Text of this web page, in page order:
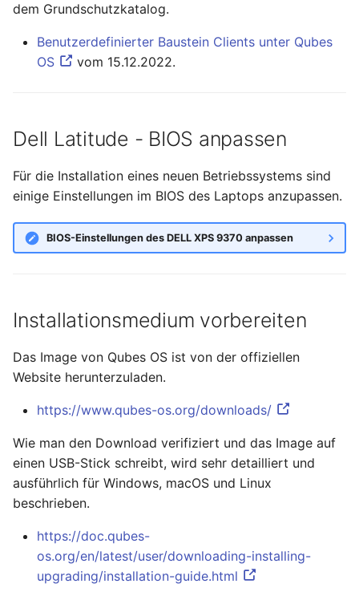
September 2023
Juli 2023
Mai 2023
April 2023
Dezember 2022
November 2022
Oktober 2022
September 2022
August 2022
Juli 2022
dem Grundschutzkatalog.
Benutzerdefinierter Baustein Clients unter Qubes
OS
vom 15.12.2022.
Dell Latitude - BIOS anpassen
Für die Installation eines neuen Betriebssystems sind
einige Einstellungen im BIOS des Laptops anzupassen.
BIOS-Einstellungen des DELL XPS 9370 anpassen
Installationsmedium vorbereiten
Das Image von Qubes OS ist von der offiziellen
Website herunterzuladen.
https://www.qubes-os.org/downloads/
Wie man den Download verifiziert und das Image auf
einen USB-Stick schreibt, wird sehr detailliert und
ausführlich für Windows, macOS und Linux
beschrieben.
https://doc.qubes-
os.org/en/latest/user/downloading-installing-
upgrading/installation-guide.html